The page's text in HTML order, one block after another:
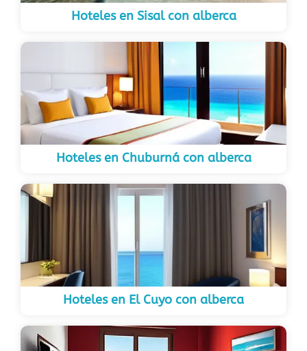
Hoteles en Sisal con alberca
Hoteles en Chuburná con alberca
Hoteles en El Cuyo con alberca